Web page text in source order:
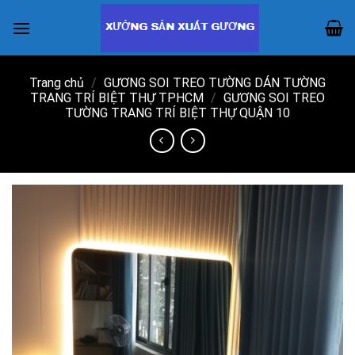
Trang chủ / GƯƠNG SOI TREO TƯỜNG DÁN TƯỜNG
TRANG TRÍ BIỆT THỰ TPHCM / GƯƠNG SOI TREO
TƯỜNG TRANG TRÍ BIỆT THỰ QUẬN 10